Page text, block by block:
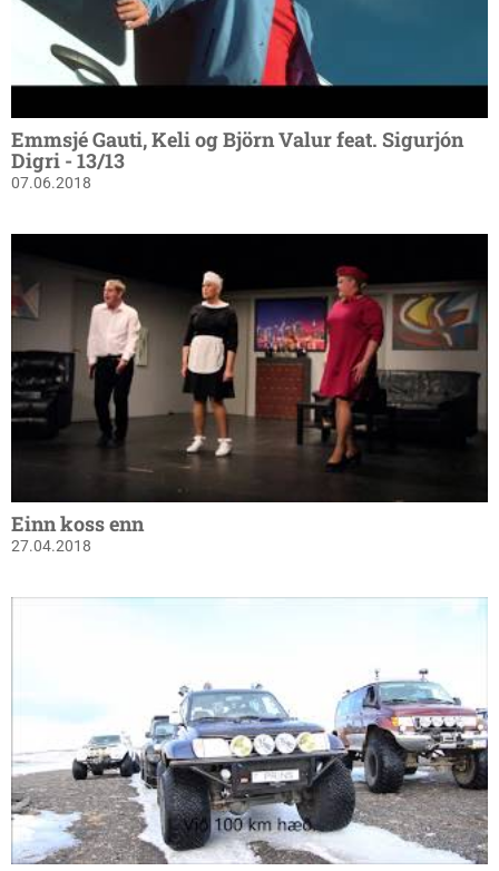
Emmsjé Gauti, Keli og Björn Valur feat. Sigurjón
Digri - 13/13
07.06.2018
Einn koss enn
27.04.2018